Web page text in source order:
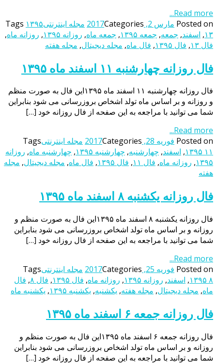
Read more...
Posted on مارس 2, 2017 Categories مجله اینترنتی Tags ۱۳۹۵
۱۳, اسفند, جمعه, جمعه ۱۳۹۵ , جمعه ماه, روزانه ۱۳۹۵ , روزانه ماه,
فال ۱۳
, فال ۱۳۹۵ , فال ماه, مجله دیجیتال, مجله هفته
فال روزانه چهارشنبه ۱۱ اسفند ماه ۱۳۹۵
فال روزانه چهارشنبه ۱۱ اسفند ماه ۱۳۹۵این فال به صورت منظم
و روزانه و بر اساس ماه تولد اشخاص بروزرسانی می شود بنابراین
شما می توانید با مراجعه به این صفحه از فال روزانه خود […]
Read more...
Posted on فوریه 28, 2017 Categories مجله اینترنتیTags
۱۳۹۵ ۱۱, اسفند, چهارشنبه, چهارشنبه ۱۳۹۵ , چهارشنبه ماه, روزانه
۱۳۹۵, روزانه ماه, فال ۱۱ , فال ۱۳۹۵ , فال ماه, مجله دیجیتال, مجله
هفته
فال روزانه یکشنبه ۸ اسفند ماه ۱۳۹۵
فال روزانه یکشنبه ۸ اسفند ماه ۱۳۹۵این فال به صورت منظم و
روزانه و بر اساس ماه تولد اشخاص بروزرسانی می شود بنابراین
شما می توانید با مراجعه به این صفحه از فال روزانه خود […]
Read more...
Posted on فوریه 25, 2017 Categories مجله اینترنتیTags
۱۳۹۵ ۸, اسفند, روزانه ۱۳۹۵ , روزانه ماه, فال ۱۳۹۵ , فال ۸ , فال
ماه, مجله دیجیتال, مجله هفته, یکشنبه, یکشنبه ۱۳۹۵ , یکشنبه ماه
فال روزانه جمعه ۶ اسفند ماه ۱۳۹۵
فال روزانه جمعه ۶ اسفند ماه ۱۳۹۵این فال به صورت منظم و
روزانه و بر اساس ماه تولد اشخاص بروزرسانی می شود بنابراین
شما می توانید با مراجعه به این صفحه از فال روزانه خود […]